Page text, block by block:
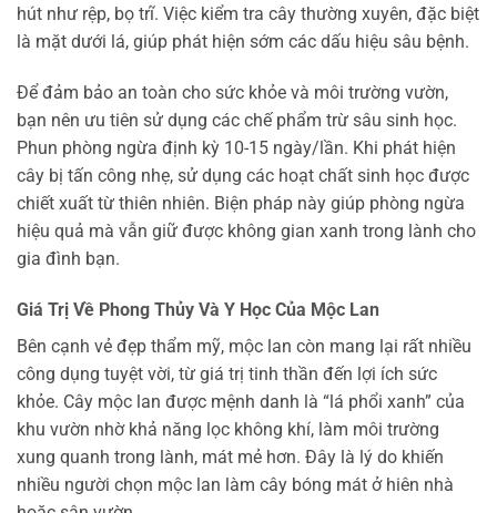
hút như rệp, bọ trĩ. Việc kiểm tra cây thường xuyên, đặc biệt
là mặt dưới lá, giúp phát hiện sớm các dấu hiệu sâu bệnh.
Để đảm bảo an toàn cho sức khỏe và môi trường vườn,
bạn nên ưu tiên sử dụng các chế phẩm trừ sâu sinh học.
Phun phòng ngừa định kỳ 10-15 ngày/lần. Khi phát hiện
cây bị tấn công nhẹ, sử dụng các hoạt chất sinh học được
chiết xuất từ thiên nhiên. Biện pháp này giúp phòng ngừa
hiệu quả mà vẫn giữ được không gian xanh trong lành cho
gia đình bạn.
Giá Trị Về Phong Thủy Và Y Học Của Mộc Lan
Bên cạnh vẻ đẹp thẩm mỹ, mộc lan còn mang lại rất nhiều
công dụng tuyệt vời, từ giá trị tinh thần đến lợi ích sức
khỏe. Cây mộc lan được mệnh danh là “lá phổi xanh” của
khu vườn nhờ khả năng lọc không khí, làm môi trường
xung quanh trong lành, mát mẻ hơn. Đây là lý do khiến
nhiều người chọn mộc lan làm cây bóng mát ở hiên nhà